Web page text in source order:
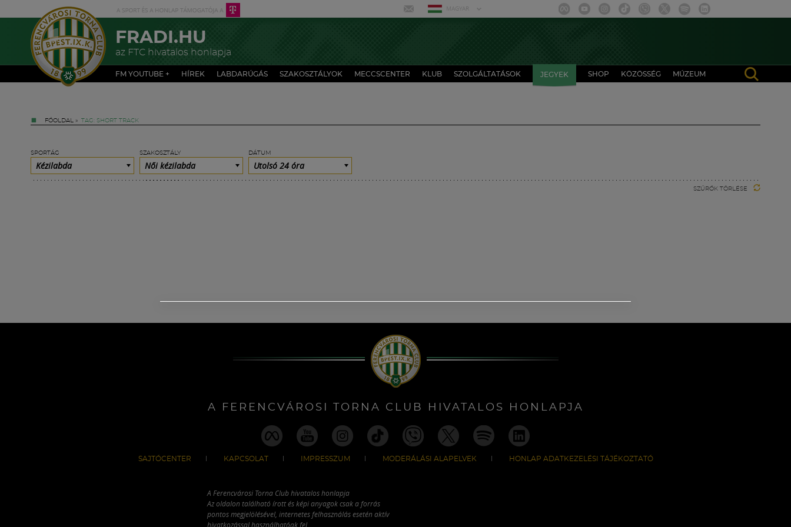
MAGYAR
FRADI.HU
az FTC hivatalos honlapja
FM YOUTUBE + HÍREK LABDARÚGÁS SZAKOSZTÁLYOK MECCSCENTER KLUB SZOLGÁLTATÁSOK JEGYEK SHOP KÖZÖSSÉG MÚZEUM
FŐOLDAL » TAG: SHORT TRACK
SPORTÁG
Kézilabda
SZAKOSZTÁLY
Női kézilabda
DÁTUM
Utolsó 24 óra
SZŰRŐK TÖRLÉSE
A FERENCVÁROSI TORNA CLUB HIVATALOS HONLAPJA
SAJTÓCENTER KAPCSOLAT IMPRESSZUM MODERÁLÁSI ALAPELVEK HONLAP ADATKEZELÉSI TÁJÉKOZTATÓ
A Ferencvárosi Torna Club hivatalos honlapja
Az oldalon található írott és képi anyagok csak a forrás
pontos megjelölésével, internetes felhasználás esetén aktív
hivatkozással használhatóak fel.